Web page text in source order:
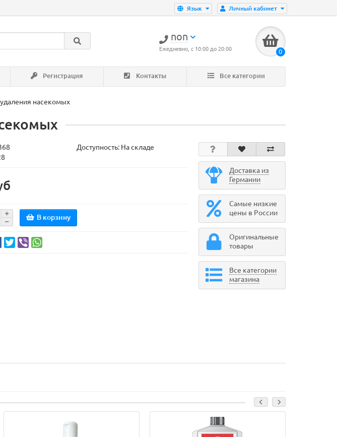
Личный кабинет
Язык
non
Ежедневно, с 10:00 до 20:00 0
Регистрация Контакты Все категории
насекомых
Доступность: На складе
В корзину
Доставка из
Германии
Самые низкие
цены в России
Оригинальные
товары
Все категории
магазина